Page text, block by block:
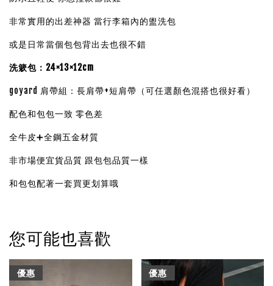
非常實用的出差神器 當行李箱內的盥洗包
或是日常當個包包背出去也很不錯
洗簌包：24×13×12cm
goyard 肩帶組：長肩帶+短肩帶（可任選顏色混搭也很好看）
配色和包包一致 零色差
全牛皮➕全鋼五金材質
非市場便宜貨品質 跟包包品質一樣
和包包配著一套買更划算哦
您可能也喜歡
優惠 優惠